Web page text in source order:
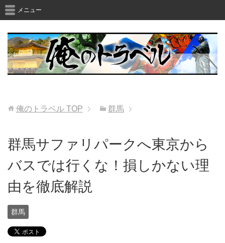
メニュー
俺のトラベル TOP 群馬
群馬サファリパークへ東京から
バスでは行くな！損しかない理
由を徹底解説
群馬